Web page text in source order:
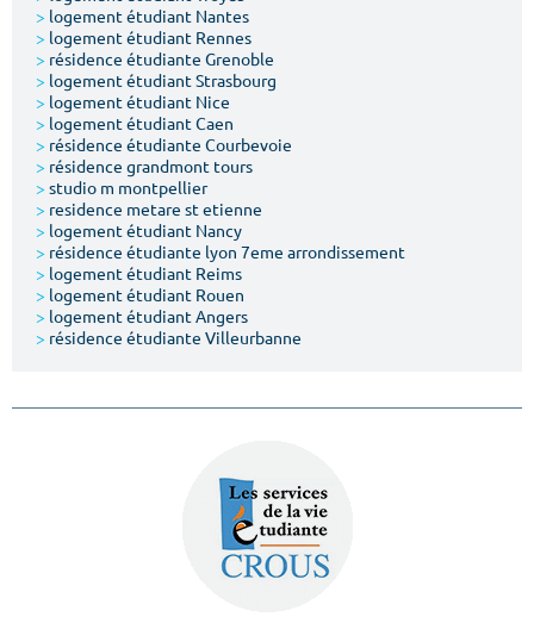
> logement étudiant Nantes
> logement étudiant Rennes
> résidence étudiante Grenoble
> logement étudiant Strasbourg
> logement étudiant Nice
> logement étudiant Caen
> résidence étudiante Courbevoie
> résidence grandmont tours
> studio m montpellier
> residence metare st etienne
> logement étudiant Nancy
> résidence étudiante lyon 7eme arrondissement
> logement étudiant Reims
> logement étudiant Rouen
> logement étudiant Angers
> résidence étudiante Villeurbanne